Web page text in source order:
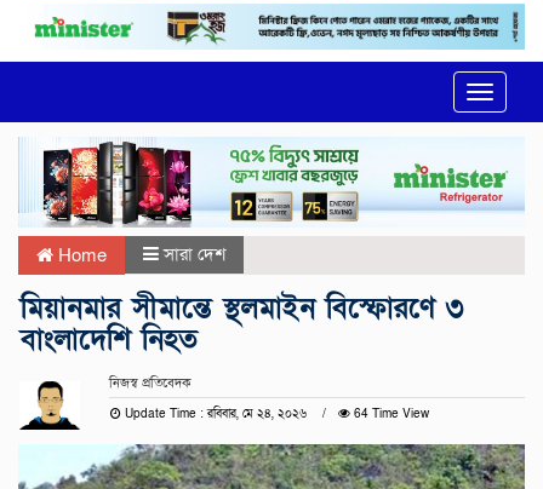
Toggle
Home সারা দেশ
মিয়ানমার সীমান্তে স্থলমাইন বিস্ফোরণে ৩
বাংলাদেশি নিহত
নিজস্ব প্রতিবেদক
Update Time : রবিবার, মে ২৪, ২০২৬ 64 Time View